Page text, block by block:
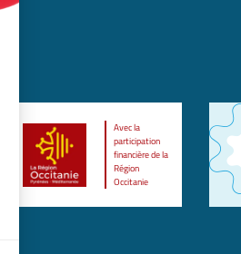
Avec la
participation
financière de la
Région
Occitanie